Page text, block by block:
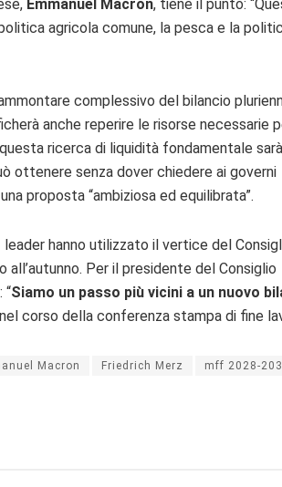
Emmanuel Macron, tiene il punto: “Q
agricola comune, la pesca e la
complessivo del bilancio
anche reperire le risorse necessarie
ricerca di liquidità fondamentale
ottenere senza dover chiedere ai governi
proposta “ambiziosa ed equilibrata”.
hanno utilizzato il vertice del
Per il presidente del Consiglio
“Siamo un passo più vicini a un nuovo
nel corso della conferenza stampa di fine
Macron Friedrich Merz mff 2028-